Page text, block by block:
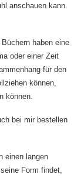
anschauen kann.
haben eine
oder einer Zeit
für den
können,
können.
bei mir bestellen
einen langen
Form findet,